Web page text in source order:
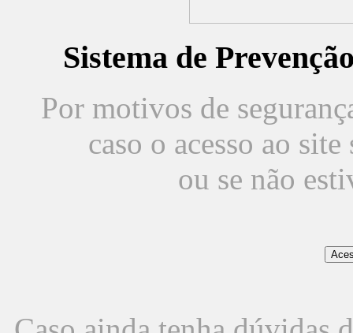
Sistema de
Por motivos de
caso o acesso ao
ou se não